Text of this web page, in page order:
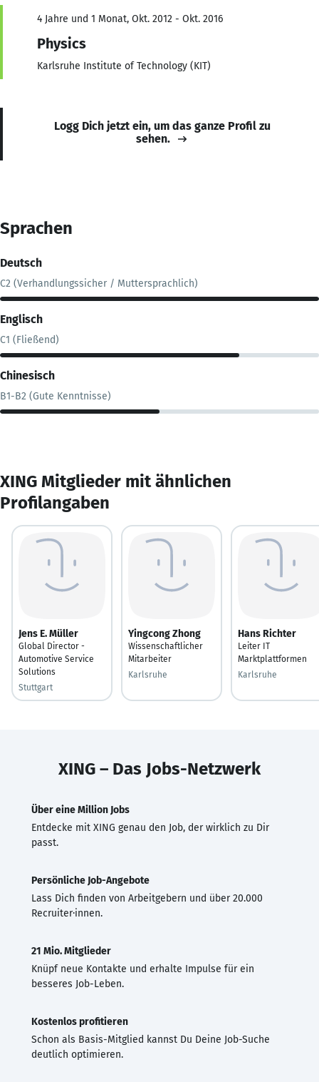
4 Jahre und 1 Monat, Okt. 2012 - Okt. 2016
Physics
Karlsruhe Institute of Technology (KIT)
Logg Dich jetzt ein, um das ganze Profil zu
sehen.
Sprachen
Deutsch
C2 (Verhandlungssicher / Muttersprachlich)
Englisch
C1 (Fließend)
Chinesisch
B1-B2 (Gute Kenntnisse)
XING Mitglieder mit ähnlichen
Profilangaben
Jens E. Müller
Global Director -
Automotive Service
Solutions
Stuttgart
Yingcong Zhong
Wissenschaftlicher
Mitarbeiter
Karlsruhe
Hans Richter
Leiter IT
Marktplattformen
Karlsruhe
XING – Das Jobs-Netzwerk
Über eine Million Jobs
Entdecke mit XING genau den Job, der wirklich zu Dir
passt.
Persönliche Job-Angebote
Lass Dich finden von Arbeitgebern und über 20.000
Recruiter·innen.
21 Mio. Mitglieder
Knüpf neue Kontakte und erhalte Impulse für ein
besseres Job-Leben.
Kostenlos profitieren
Schon als Basis-Mitglied kannst Du Deine Job-Suche
deutlich optimieren.